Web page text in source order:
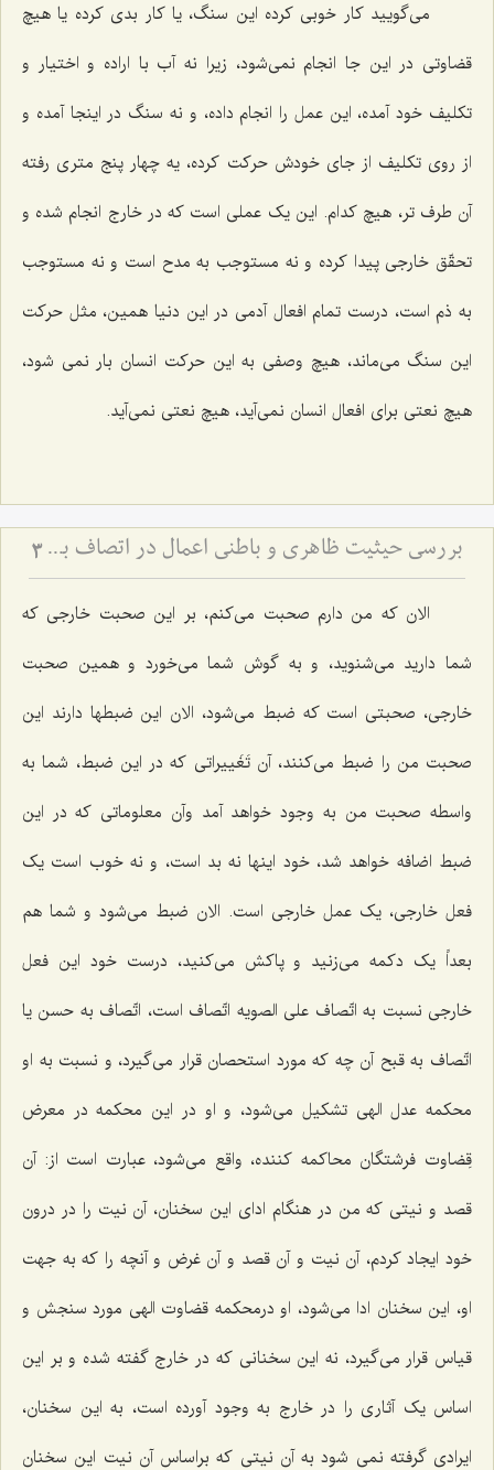
می‌گویید کار خوبی کرده این سنگ، یا کار بدی کرده یا هیچ
قضاوتی در این جا انجام نمی‌شود، زیرا نه آب با اراده و اختیار و
تکلیف خود آمده، این عمل را انجام داده، و نه سنگ در اینجا آمده و
از روی تکلیف از جای خودش حرکت کرده، یه چهار پنج متری رفته
آن طرف تر، هیچ کدام. این یک عملی است که در خارج انجام شده و
تحقّق خارجی پیدا کرده و نه مستوجب به مدح است و نه مستوجب
به ذم است، درست تمام افعال آدمی در این دنیا همین، مثل حرکت
این سنگ می‌ماند، هیچ وصفی به این حرکت انسان بار نمی شود،
هیچ نعتی برای افعال انسان نمی‌آید، هیچ نعتی نمی‌آید.
بررسی حیثیت ظاهری و باطنی اعمال در اتصاف به حسن و قبح 3
الان که من دارم صحبت می‌کنم، بر این صحبت خارجی که
شما دارید می‌شنوید، و به گوش شما می‌خورد و همین صحبت
خارجی، صحبتی است که ضبط می‌شود، الان این ضبطها دارند این
صحبت من را ضبط می‌کنند، آن تَغَییراتی که در این ضبط، شما به
واسطه صحبت من به وجود خواهد آمد وآن معلوماتی که در این
ضبط اضافه خواهد شد، خود اینها نه بد است، و نه خوب است یک
فعل خارجی، یک عمل‌ خارجی است. الان ضبط می‌شود و شما هم
بعداً یک دکمه می‌زنید و پاکش می‌کنید، درست خود این‌ فعل
خارجی نسبت به اتّصاف علی الصویه اتّصاف است، اتّصاف به حسن یا
اتّصاف به قبح آن چه که مورد استحصان قرار می‌گیرد، و نسبت به او
محکمه عدل الهی تشکیل می‌شود، و او در این محکمه در معرض
قِضاوت فرشتگان محاکمه کننده، واقع می‌شود، عبارت است از: آن
قصد و نیتی که من در هنگام ادای این سخنان، آن نیت را در درون
خود ایجاد کردم، آن نیت و آن قصد و آن غرض و آنچه را که به جهت
او، این سخنان ادا می‌شود، او درمحکمه قضاوت الهی مورد سنجش و
قیاس قرار می‌گیرد، نه این سخنانی که در خارج گفته شده و بر این
اساس یک آثاری را در خارج به وجود آورده است، به این سخنان،
ایرادی گرفته نمی شود به آن نیتی که براساس آن نیت این سخنان